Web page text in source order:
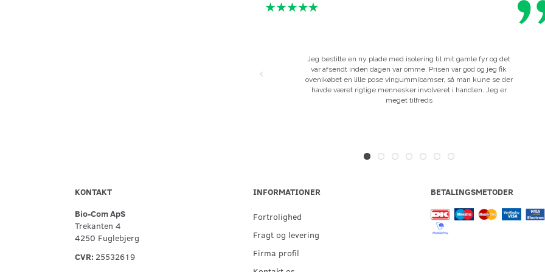
Jeg bestilte en ny plade med isolering til mit gamle fyr og det
var afsendt inden dagen var omme. Prisen var god og jeg fik
ovenikøbet en lille pose vingummibamser, så man kune se der
havde været rigtige mennesker involveret i handlen. Jeg er
meget tilfreds
KONTAKT
Bio-Com ApS
Trekanten 4
4250 Fuglebjerg
CVR: 25532619
INFORMATIONER
Fortrolighed
Fragt og levering
Firma profil
BETALINGSMETODER